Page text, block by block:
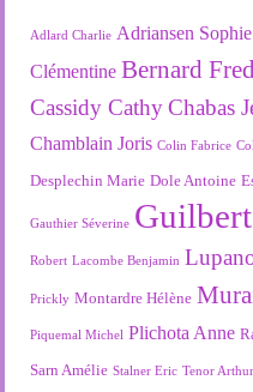
Adlard Charlie Adriansen Sophie
Clémentine Bernard Fred
Cassidy Cathy Chabas
Chamblain Joris Colin Fabrice
Desplechin Marie Dole Antoine
Gauthier Séverine
Robert Lacombe Benjamin
Prickly Montardre Hélène
Piquemal Michel Plichota Anne
Sarn Amélie Stalner Eric Tenor Arthur